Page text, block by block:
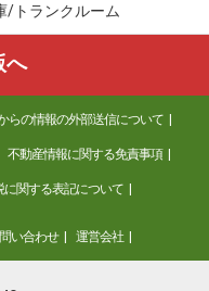
/トランクルーム
へ
らの情報の外部送信について
不動産情報に関する免責事項
に関する表記について
い合わせ 運営会社